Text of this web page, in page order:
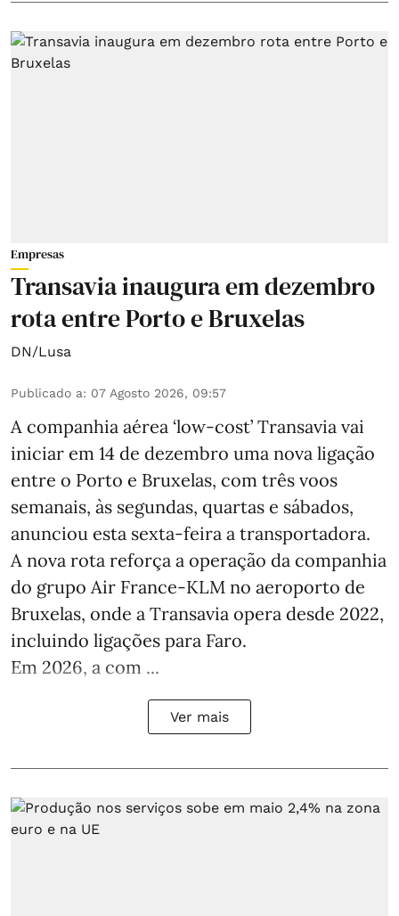
Empresas
Transavia inaugura em dezembro
rota entre Porto e Bruxelas
DN/Lusa
Publicado a: 07 Agosto 2026, 09:57
A companhia aérea ‘low-cost’ Transavia vai
iniciar em 14 de dezembro uma nova ligação
entre o Porto e Bruxelas, com três voos
semanais, às segundas, quartas e sábados,
anunciou esta sexta-feira a transportadora.
A nova rota reforça a operação da companhia
do grupo Air France-KLM no aeroporto de
Bruxelas, onde a Transavia opera desde 2022,
incluindo ligações para Faro.
Em 2026, a com ...
Ver mais